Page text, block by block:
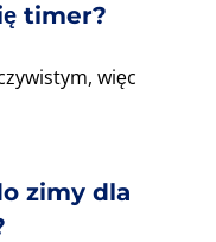
timer?
więc
zimy dla